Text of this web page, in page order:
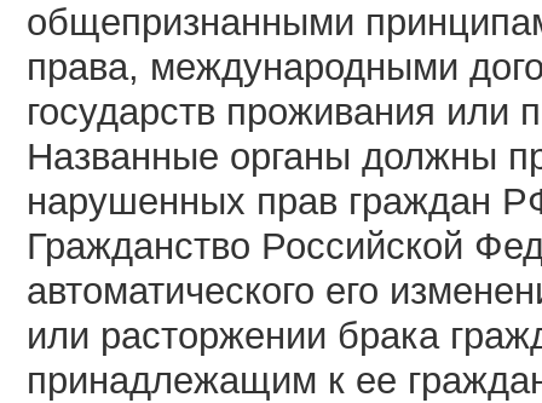
общепризнанными
права, международными
государств проживания
Названные органы должны
нарушенных прав граждан
Гражданство Российской
автоматического его
или расторжении брака
принадлежащим к ее